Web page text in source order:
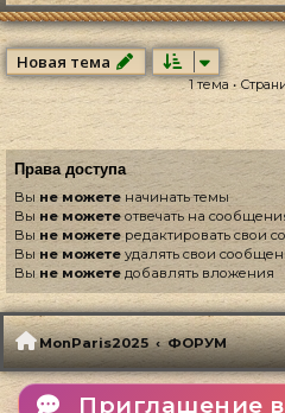
Новая тема
1 тема •
Права доступа
Вы не можете начинать темы
Вы не можете отвечать на
Вы не можетередактировать свои
Выне можете удалять свои
Вы не можете добавлять вложения
MonParis2025 ФОРУМ
Приглашение в